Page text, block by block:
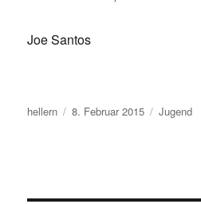
Joe Santos
Autor
hellern Veröffentlicht
am
8. Februar 2015 Kategorien
Jugend